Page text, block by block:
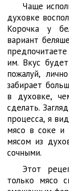
Чаще
духовке
Корочка у
вариант
им. Вкус
пожалуй,
забирает
в духовке,
сделать.
процесса, я
мясо в соке и
мясом из
сочными.
Этот
только мясо